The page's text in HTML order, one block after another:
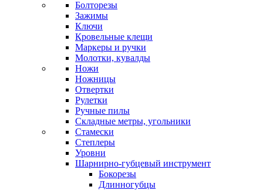
Болторезы
Зажимы
Ключи
Кровельные клещи
Маркеры и ручки
Молотки, кувалды
Ножи
Ножницы
Отвертки
Рулетки
Ручные пилы
Складные метры, угольники
Стамески
Степлеры
Уровни
Шарнирно-губцевый инструмент
Бокорезы
Длинногубцы